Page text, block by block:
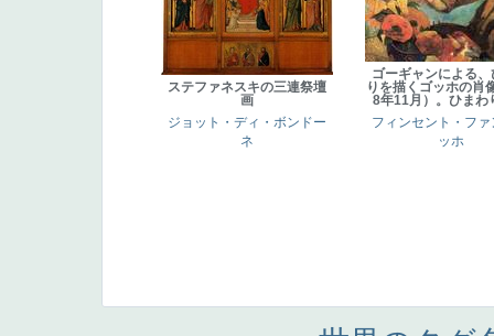
ステファネスキの三連祭壇
画
ジョット・ディ・ボンドー
ネ
ゴーギャンによる、
りを描くゴッホの肖
8年11月）。ひまわ
フィンセント・ファ
ッホ